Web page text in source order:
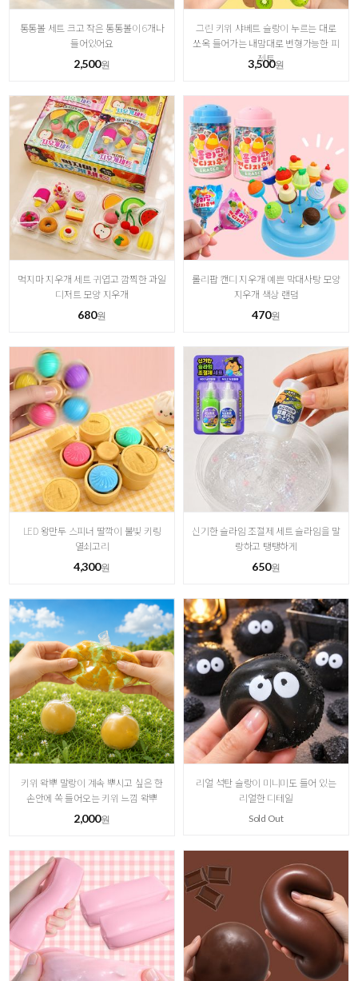
통통볼 세트 크고 작은 통통볼이 6개나
들어있어요
2,500원
그린 키위 샤베트 슬랑이 누르는 대로
쏘옥 들어가는 내맘대로 변형가능한 피
젯토
3,500원
먹지마 지우개 세트 귀엽고 깜찍한 과일
디저트 모양 지우개
680원
롤리팝 캔디 지우개 예쁜 막대사탕 모양
지우개 색상 랜덤
470원
LED 왕만두 스피너 딸깍이 불빛 키링
열쇠고리
4,300원
신기한 슬라임 조절제 세트 슬라임을 말
랑하고 탱탱하게
650원
키위 왁뿌 말랑이 계속 뿌시고 싶은 한
손안에 쏙 들어오는 키위 느낌 왁뿌
2,000원
리얼 석탄 슬랑이 미니미도 들어 있는
리얼한 디테일
Sold Out